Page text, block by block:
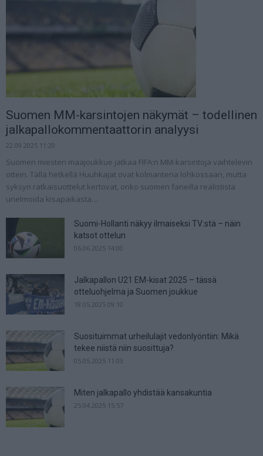
Suomen MM-karsintojen näkymät – todellinen
jalkapallokommentaattorin analyysi
22.09.2025 11:20
Suomen miesten maajoukkue jatkaa FIFA:n MM-karsintoja vaihtelevin
ottein. Tällä hetkellä Huuhkajat ovat kolmantena lohkossaan, mutta
syksyn ratkaisuottelut kertovat, onko suomen faneilla realistista
unelmoida kisapaikasta....
Suomi-Hollanti näkyy ilmaiseksi TV:stä – näin
katsot ottelun
06.06.2025 14:00
Jalkapallon U21 EM-kisat 2025 – tässä
otteluohjelma ja Suomen joukkue
18.05.2025 09:10
Suosituimmat urheilulajit vedonlyöntiin: Mikä
tekee niistä niin suosittuja?
05.05.2025 11:03
Miten jalkapallo yhdistää kansakuntia
25.04.2025 15:57